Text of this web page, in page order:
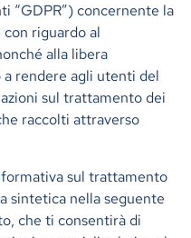
“GDPR”) concernente la
riguardo al
alla libera
rendere agli utenti del
sul trattamento dei
raccolti attraverso
sul trattamento
sintetica nella seguente
che ti consentirà di